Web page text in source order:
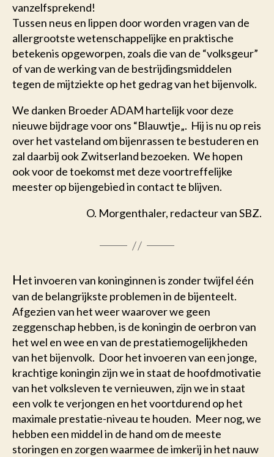
vanzelfsprekend!
Tussen neus en lippen door worden vragen van de
allergrootste wetenschappelijke en praktische
betekenis opgeworpen, zoals die van de “volksgeur”
of van de werking van de bestrijdingsmiddelen
tegen de mijtziekte op het gedrag van het bijenvolk.
We danken Broeder ADAM hartelijk voor deze
nieuwe bijdrage voor ons “Blauwtje„. Hij is nu op reis
over het vasteland om bijenrassen te bestuderen en
zal daarbij ook Zwitserland bezoeken. We hopen
ook voor de toekomst met deze voortreffelijke
meester op bijengebied in contact te blijven.
O. Morgenthaler, redacteur van SBZ.
Het invoeren van koninginnen is zonder twijfel één
van de belangrijkste problemen in de bijenteelt.
Afgezien van het weer waarover we geen
zeggenschap hebben, is de koningin de oerbron van
het wel en wee en van de prestatiemogelijkheden
van het bijenvolk. Door het invoeren van een jonge,
krachtige koningin zijn we in staat de hoofdmotivatie
van het volksleven te vernieuwen, zijn we in staat
een volk te verjongen en het voortdurend op het
maximale prestatie-niveau te houden. Meer nog, we
hebben een middel in de hand om de meeste
storingen en zorgen waarmee de imkerij in het nauw